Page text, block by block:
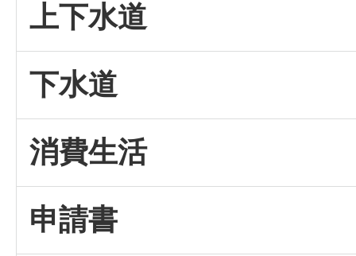
上下水道
下水道
消費生活
申請書